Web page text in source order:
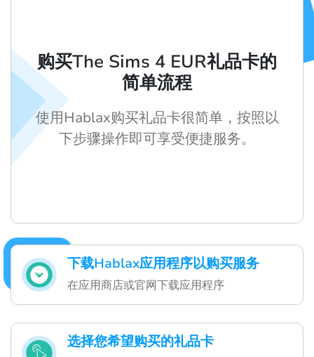
下载Hablax应用程序以购买服务
在应用商店或官网下载应用程序
选择您希望购买的礼品卡
购买The Sims 4 EUR礼品卡的
简单流程
使用Hablax购买礼品卡很简单，按照以
下步骤操作即可享受便捷服务。